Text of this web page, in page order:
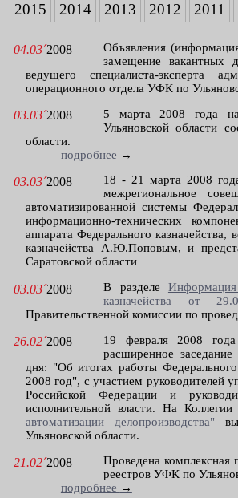
2015
2014 2013 2012 2011
04.03´2008
Объявления
замещение вакантных
ведущего специалиста-эксперта
операционного отдела УФК по
03.03´2008
5 марта 2008 года
Ульяновской области
области.
подробнее →
03.03´2008
18 - 21 марта 2008
межрегиональное
автоматизированной системы
информационно-технических
аппарата Федерального казначейства,
казначейства А.Ю.Поповым, и
Саратовской области
03.03´2008 В разделе
казначейства от
Правительственной комиссии по
26.02´2008
19 февраля 2008
расширенное
дня: "Об итогах работы
2008 год", с участием руководителей
Российской Федерации и
исполнительной власти. На
автоматизации делопроизводства"
Ульяновской области.
21.02´2008
Проведена комплексная
реестров УФК по
подробнее →